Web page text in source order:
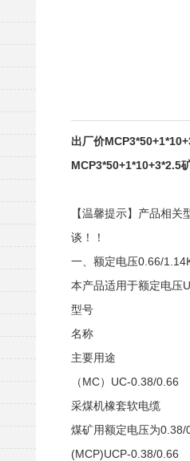
出厂价
MCP3*50+1*10+3*2.5
【温馨提示】产品相
谈！！
一、额定电压0.66/
本产品适用于额定电压
型号
名称
主要用途
（MC）UC-0.38/0.66
采煤机橡套软电缆
煤矿用额定电压为
(MCP)UCP-0.38/0.66